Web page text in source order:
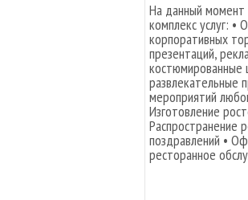
На данный
комплекс услуг: •
корпоративных
презентаций,
костюмированные
развлекательные
мероприятий
Изготовление
Распространение
поздравлений •
ресторанное